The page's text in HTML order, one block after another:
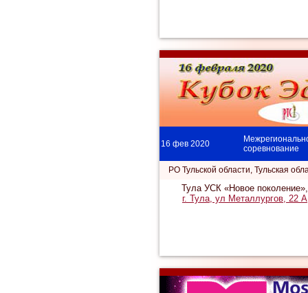
16 фев 2020
соревнование
РО Тульской области, Тульская
Тула УСК «Новое поколение»,
г. Тула, ул Металлургов, 22 А